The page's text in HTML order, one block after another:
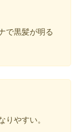
で黒髪が明る
りやすい。